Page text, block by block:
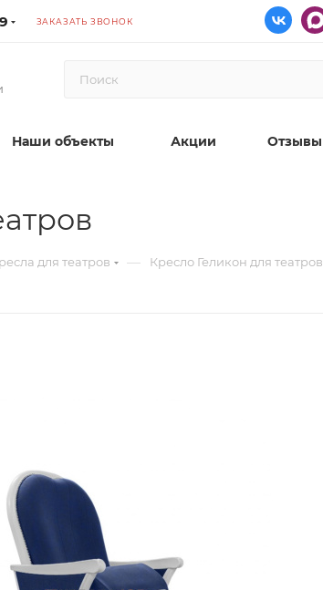
ЗАКАЗАТЬ ЗВОНОК
Наши объекты Акции Отзывы
для театров — Кресло Геликон для театров